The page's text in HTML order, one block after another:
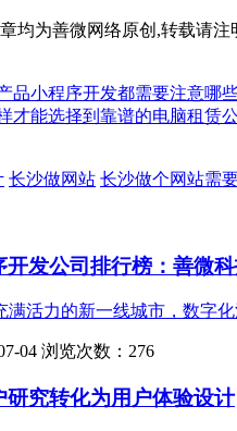
均为善微网络原创,转载请注
品小程序开发都需要注意哪
才能选择到靠谱的电脑租赁
长沙做网站 长沙做个网站需
开发公司排行榜：善微
满活力的新一线城市，数字
04 浏览次数：276
研究转化为用户体验设计